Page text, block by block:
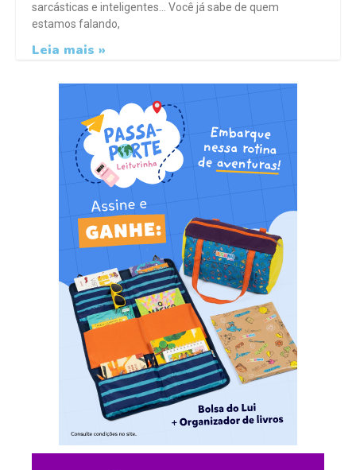
sarcásticas e inteligentes… Você já sabe de quem
estamos falando,
Leia mais »